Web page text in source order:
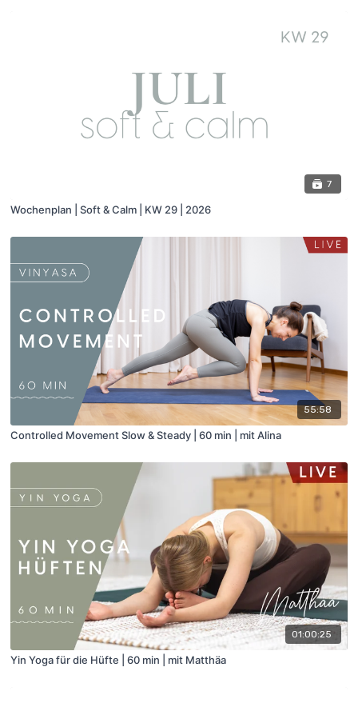
7
Wochenplan | Soft & Calm | KW 29 | 2026
55:58
Controlled Movement Slow & Steady | 60 min | mit Alina
01:00:25
Yin Yoga für die Hüfte | 60 min | mit Matthäa